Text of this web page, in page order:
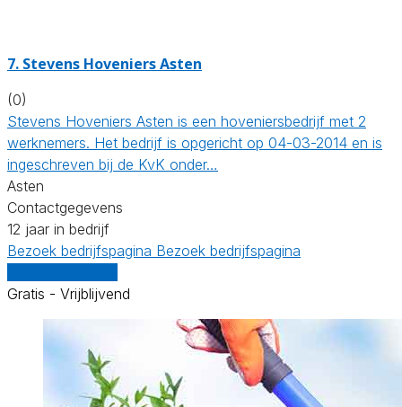
7. Stevens Hoveniers Asten
(0)
Stevens Hoveniers Asten is een hoveniersbedrijf met 2
werknemers. Het bedrijf is opgericht op 04-03-2014 en is
ingeschreven bij de KvK onder…
Asten
Contactgegevens
12 jaar in bedrijf
Bezoek bedrijfspagina Bezoek bedrijfspagina
Gratis - Vrijblijvend